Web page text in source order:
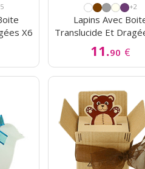
X6
+2
Lapins Avec
Translucide Et
11.90 €